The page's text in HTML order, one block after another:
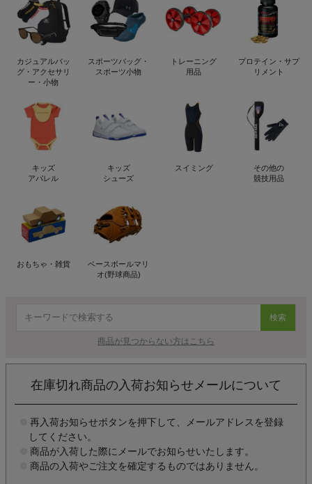
カジュアルバッ
グ・アクセサリ
ー・小物
スポーツバッグ・
スポーツ小物
トレーニング
用品
プロテイン・サプ
リメント
キッズ
アパレル
キッズ
シューズ
スイミング
その他の
競技用品
おもちゃ・雑貨
ベースボールマリ
オ(野球商品)
検索
商品が見つからない方はこちら
在庫切れ商品の入荷お知らせメールについて
再入荷お知らせボタンを押下して、メールアドレスを登録
してください。
商品が入荷した際にメールでお知らせいたします。
商品の入荷やご注文を確定するものではありません。